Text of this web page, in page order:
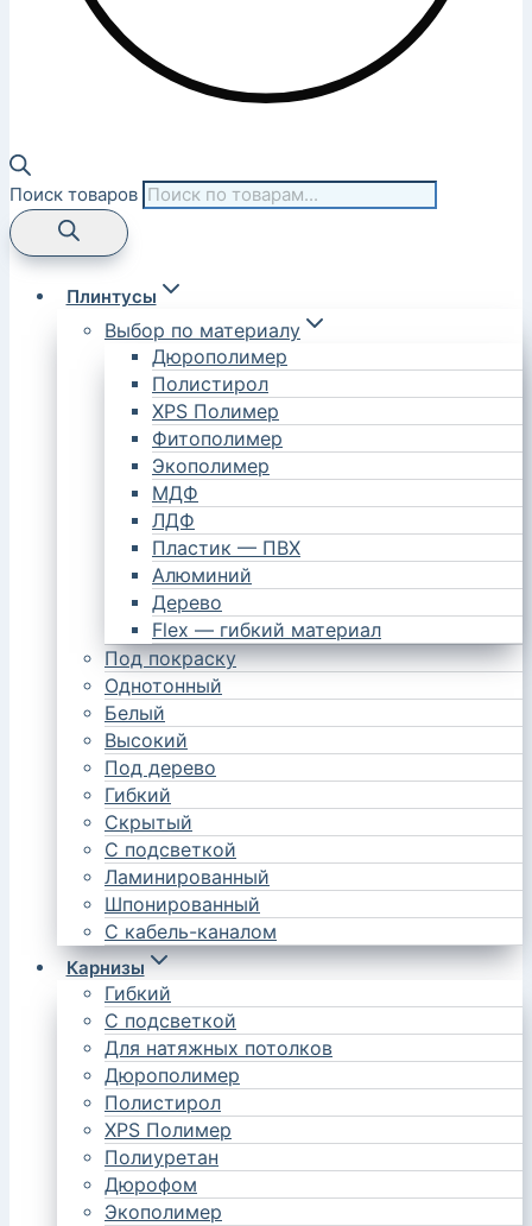
Поиск товаров
Плинтусы
Выбор по материалу
Дюрополимер
Полистирол
XPS Полимер
Фитополимер
Экополимер
МДФ
ЛДФ
Пластик — ПВХ
Алюминий
Дерево
Flex — гибкий материал
Под покраску
Однотонный
Белый
Высокий
Под дерево
Гибкий
Скрытый
С подсветкой
Ламинированный
Шпонированный
С кабель-каналом
Карнизы
Гибкий
С подсветкой
Для натяжных потолков
Дюрополимер
Полистирол
XPS Полимер
Полиуретан
Дюрофом
Экополимер